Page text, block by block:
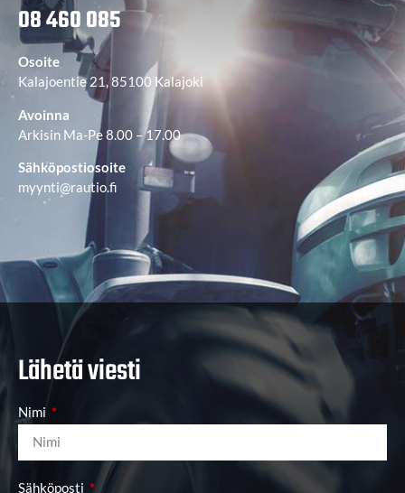
08 460 085
Osoite
Kalajoentie 21, 85100 Kalajoki
Avoinna
Arkisin Ma-Pe 8.00 – 17.00
Sähköpostiosoite
myynti@rautio.fi
Lähetä viesti
Nimi
Sähköposti